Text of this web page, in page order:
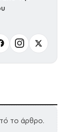
το άρθρο.